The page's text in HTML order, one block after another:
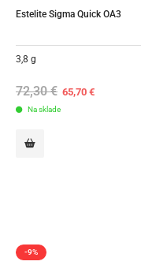
Estelite Sigma Quick OA3
3,8 g
72,30€ Original
price
65,70€Current
Na sklade
-9%